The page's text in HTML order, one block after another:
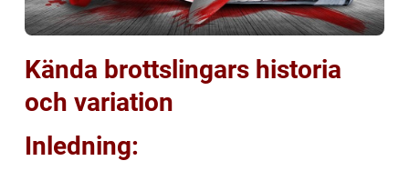
Kända brottslingars historia
och variation
Inledning: